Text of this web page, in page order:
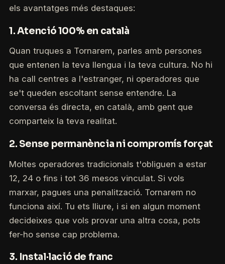
els avantatges més destaques:
1. Atenció 100% en català
Quan truques a Tornarem, parles amb persones
que entenen la teva llengua i la teva cultura. No hi
ha call centres a l'estranger, ni operadores que
se't queden escoltant sense entendre. La
conversa és directa, en català, amb gent que
comparteix la teva realitat.
2. Sense permanència ni compromís forçat
Moltes operadores tradicionals t'obliguen a estar
12, 24 o fins i tot 36 mesos vinculat. Si vols
marxar, pagues una penalització. Tornarem no
funciona així. Tu ets lliure, i si en algun moment
decideixes que vols provar una altra cosa, pots
fer-ho sense cap problema.
3. Instal·lació de franc